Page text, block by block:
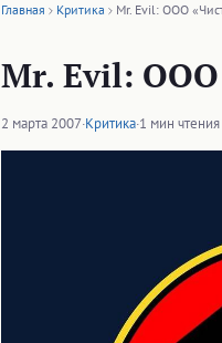
Главная Критика Mr. Evil: ООО
Mr. Evil: ООО
2 марта 2007·Критика·1 мин чтения